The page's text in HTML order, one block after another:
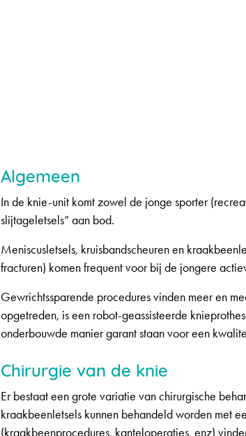
Algemeen
In de knie-unit komt zowel de jonge sporter
slijtageletsels” aan bod.
Meniscusletsels, kruisbandscheuren en
fracturen) komen frequent voor bij de jongere
Gewrichtssparende procedures vinden meer en
opgetreden, is een robot-geassisteerde
onderbouwde manier garant staan voor een
Chirurgie van de knie
Er bestaat een grote variatie van chirurgische
kraakbeenletsels kunnen behandeld worden met
(kraakbeenprocedures, kanteloperaties, enz)